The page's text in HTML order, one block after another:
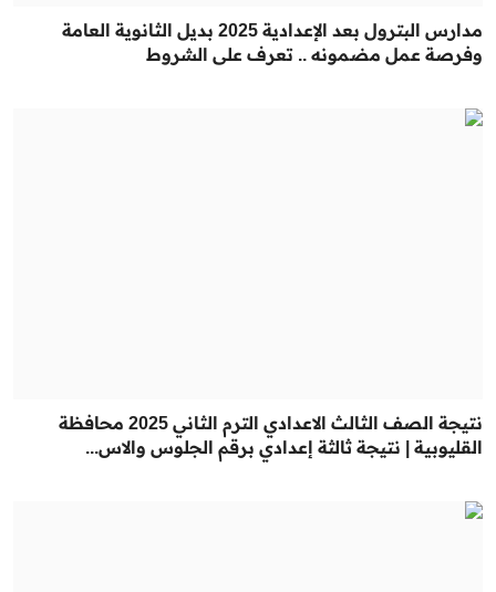
مدارس البترول بعد الإعدادية 2025 بديل الثانوية العامة
وفرصة عمل مضمونه .. تعرف على الشروط
نتيجة الصف الثالث الاعدادي الترم الثاني 2025 محافظة
القليوبية | نتيجة ثالثة إعدادي برقم الجلوس والاس...